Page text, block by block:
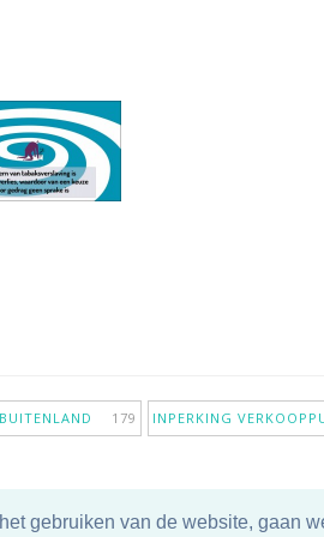
gebruiken van de website, gaan
BUITENLAND 179 INPERKING